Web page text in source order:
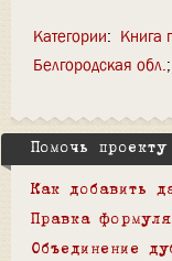
Категории: Книга
Белгородская обл.
Помочь проекту
Как добавить
Правка
Объединение